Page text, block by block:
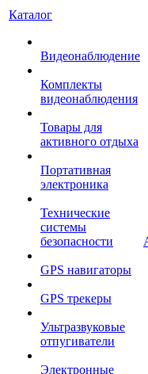
Каталог
Видеонаблюдение
Комплекты
видеонаблюдения
Товары для
активного отдыха
Портативная
электроника
Технические
системы
безопасности
GPS навигаторы
GPS трекеры
Ультразвуковые
отпугиватели
Электронные